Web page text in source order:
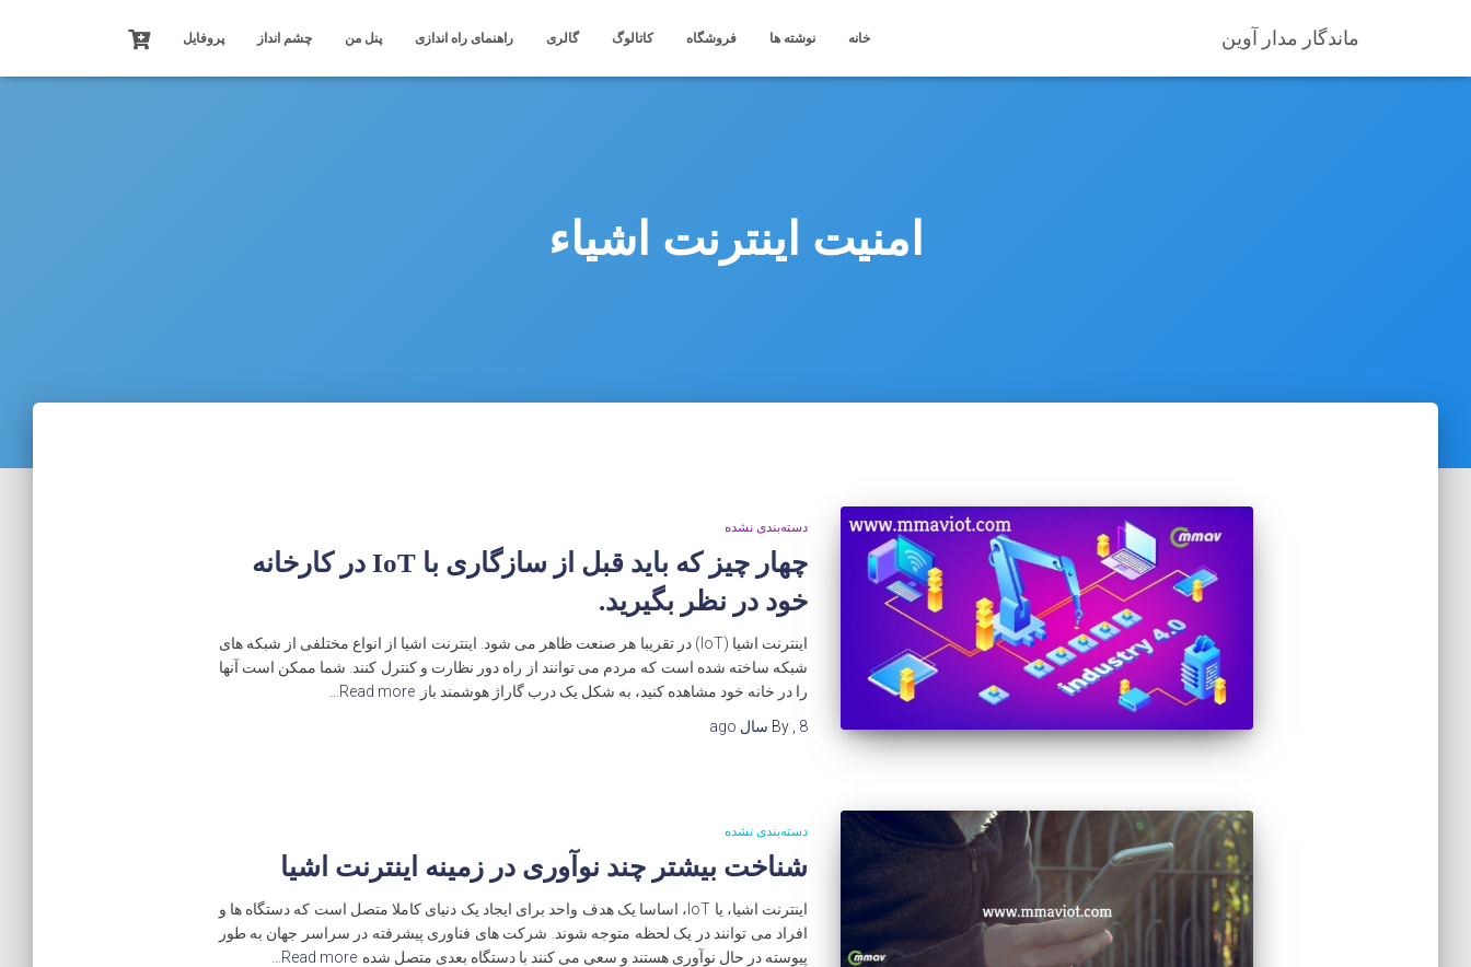
ماندگار مدار آوین خانه نوشته ها فروشگاه کاتالوگ گالری راهنمای راه اندازی پنل من چشم انداز پروفایل
امنیت اینترنت اشیاء
دسته‌بندی نشده
چهار چیز که باید قبل از سازگاری با IoT در کارخانه
خود در نظر بگیرید.
اینترنت اشیا (IoT) در تقریبا هر صنعت ظاهر می شود. اینترنت اشیا از انواع مختلفی از شبکه های
شبکه ساخته شده است که مردم می توانند از راه دور نظارت و کنترل کنند. شما ممکن است آنها
را در خانه خود مشاهده کنید، به شکل یک درب گاراژ هوشمند باز Read more…
By
8 سال
دسته‌بندی نشده
شناخت بیشتر چند نوآوری در زمینه اینترنت اشیا
اینترنت اشیا، یا IoT، اساسا یک هدف واحد برای ایجاد یک دنیای کاملا متصل است که دستگاه ها و
افراد می توانند در یک لحظه متوجه شوند. شرکت های فناوری پیشرفته در سراسر جهان به طور
پیوسته در حال نوآوری هستند و سعی می کنند با دستگاه بعدی متصل شده Read more…